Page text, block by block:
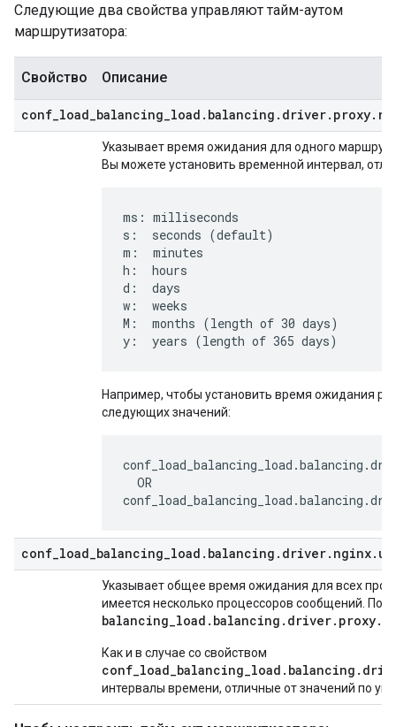
Следующие два свойства управляют тайм-аутом
маршрутизатора:
Свойство Описание
conf load balancing load . balancing . driver. proxy.
Указывает время ожидания для одного
Вы можете установить временной интервал,
ms: milliseconds
s:  seconds (default)
m:  minutes
h:  hours
d:  days
w:  weeks
M:  months (length of 30 days)
y:  years (length of 365 days)
Например, чтобы установить время ожидания
следующих значений:
conf_load_balancing_load .balancing .
OR
conf_load_balancing_load .balancing .
conf load balancing load . balancing . driver. nginx.
Указывает общее время ожидания для всех
имеется несколько процессоров сообщений. По
balancing_load . balancing . driver. proxy.
Как и в случае со свойством
интервалы времени, отличные от значений по